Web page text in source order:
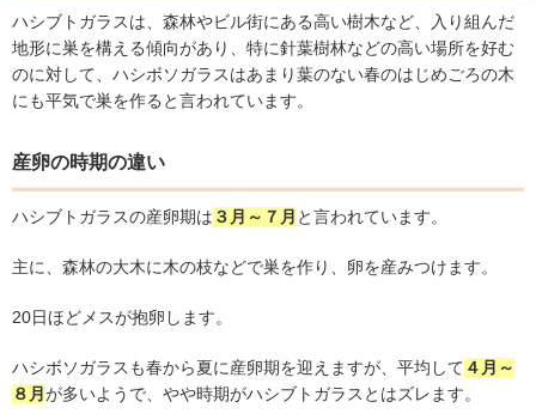
ハシブトガラスは、森林やビル街にある高い樹木など、入り組んだ
地形に巣を構える傾向があり、特に針葉樹林などの高い場所を好む
のに対して、ハシボソガラスはあまり葉のない春のはじめごろの木
にも平気で巣を作ると言われています。
産卵の時期の違い
ハシブトガラスの産卵期は ３月～７月 と言われています。
主に、森林の大木に木の枝などで巣を作り、卵を産みつけます。
20日ほどメスが抱卵します。
ハシボソガラスも春から夏に産卵期を迎えますが、平均して ４月～
８月 が多いようで、やや時期がハシブトガラスとはズレます。